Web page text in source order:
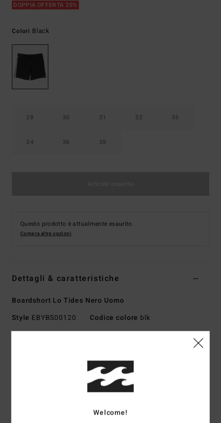
DOPPIA OFFERTA 25%
Colori Black
28 30 31 32 33
34 36 38
Questo prodotto è attualmente esaurito.
Compra altre opzioni
Dettagli & caratteristiche
Boardshort Lo Tides Nero Uomo
Style EBYBS00120 Codice colore blk
tessuto Recycler 4 way stretch in 90%
poliestere riciclato e 10% elastan
Tessuto ad elevate prestazioni realizzato con bottiglie di
La combinazione perfetta di prestazioni e comodità
Welcome!